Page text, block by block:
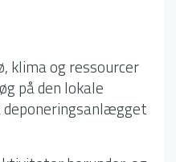
klima og ressourcer
på den lokale